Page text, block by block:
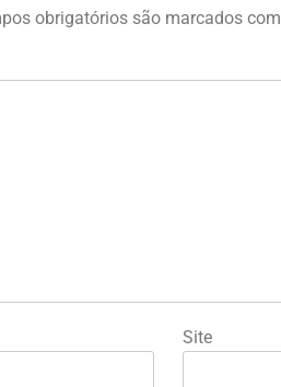
obrigatórios são marcados com
Site